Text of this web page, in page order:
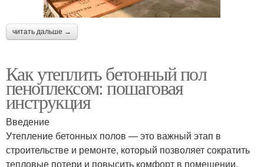
читать дальше →
Как утеплить бетонный пол
пеноплексом: пошаговая
инструкция
Введение
Утепление бетонных полов — это важный этап в
строительстве и ремонте, который позволяет сократить
тепловые потери и повысить комфорт в помещении.